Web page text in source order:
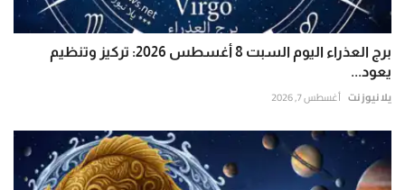
برج العذراء اليوم السبت 8 أغسطس 2026: تركيز وتنظيم
يعود...
يلا نيوز نت أغسطس 7, 2026